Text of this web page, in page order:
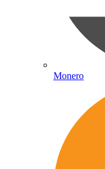
Monero